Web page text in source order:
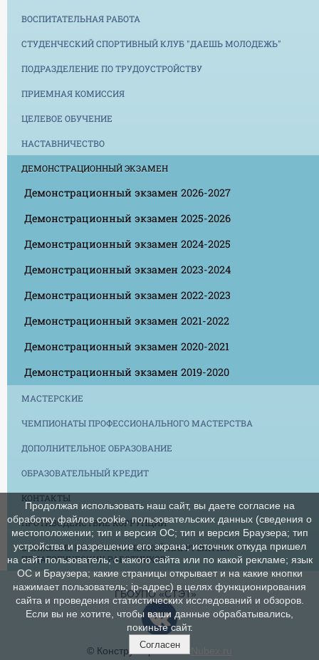
ВОСПИТАТЕЛЬНАЯ РАБОТА
СТУДЕНЧЕСКИЙ СПОРТИВНЫЙ КЛУБ "ДАЕШЬ МОЛОДЕЖЬ"
ПОДРАЗДЕЛЕНИЕ ПО ТРУДОУСТРОЙСТВУ
ПРИЕМНАЯ КОМИССИЯ
ЦЕЛЕВОЕ ОБУЧЕНИЕ
НАСТАВНИЧЕСТВО
ДЕМОНСТРАЦИОННЫЙ ЭКЗАМЕН
Демонстрационный экзамен 2026-2027
Демонстрационный экзамен 2025-2026
Демонстрационный экзамен 2024-2025
Демонстрационный экзамен 2023-2024
Демонстрационный экзамен 2022-2023
Демонстрационный экзамен 2021-2022
Демонстрационный экзамен 2020-2021
Демонстрационный экзамен 2019-2020
МАСТЕРСКИЕ
ЧЕМПИОНАТЫ ПРОФЕССИОНАЛЬНОГО МАСТЕРСТВА
ДОПОЛНИТЕЛЬНОЕ ОБРАЗОВАНИЕ
ОБРАЗОВАТЕЛЬНЫЙ КРЕДИТ
КОНТАКТЫ
ПРОТИВОДЕЙСТВИЕ КОРРУПЦИИ
СНИЖЕНИЕ БЮРОКРАТИЧЕСКОЙ НАГРУЗКИ НА
ПЕДАГОГИЧЕСКИХ РАБОТНИКОВ
ГБОУПО «СТЭТ»
© Конструктор сайтов Nubex.ru
Продолжая использовать наш сайт, вы даете согласие на
обработку файлов cookie, пользовательских данных (сведения о
местоположении; тип и версия ОС; тип и версия Браузера; тип
устройства и разрешение его экрана; источник откуда пришел
на сайт пользователь; с какого сайта или по какой рекламе; язык
ОС и Браузера; какие страницы открывает и на какие кнопки
нажимает пользователь; ip-адрес) в целях функционирования
сайта и проведения статистических исследований и обзоров.
Если вы не хотите, чтобы ваши данные обрабатывались,
покиньте сайт.
Согласен